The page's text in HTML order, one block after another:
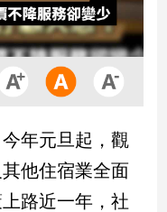
年元旦起，觀
他住宿業全面
路近一年，社